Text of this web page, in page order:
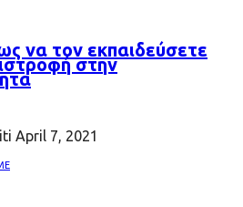
να τον εκπαιδεύσετε
στην
April 7, 2021